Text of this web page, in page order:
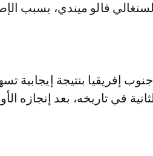
فالو ميندي، بسبب
إفريقيا بنتيجة إيجابية
في تاريخه، بعد إنجازه